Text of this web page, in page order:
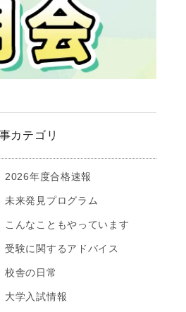
カテゴリ
2026年度合格速報
未来発見プログラム
こんなこともやっています
受験に関するアドバイス
校舎の日常
大学入試情報